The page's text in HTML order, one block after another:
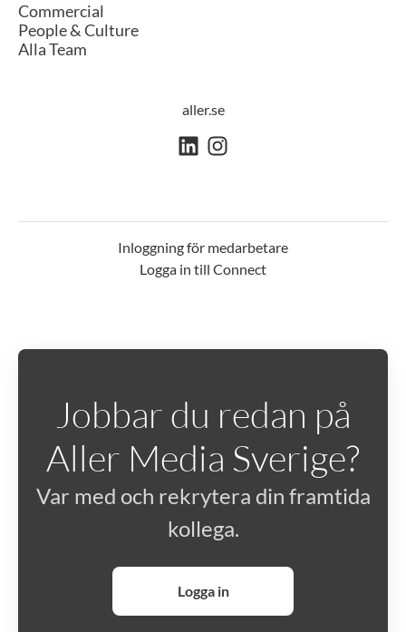
Commercial
People & Culture
Alla Team
aller.se
Inloggning för medarbetare
Logga in till Connect
Jobbar du redan på
Aller Media Sverige?
Var med och rekrytera din framtida
kollega.
Logga in